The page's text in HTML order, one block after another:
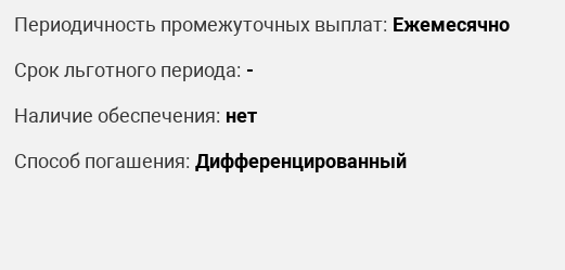
Периодичность промежуточных выплат: Ежемесячно
Срок льготного периода: -
Наличие обеспечения: нет
Способ погашения: Дифференцированный